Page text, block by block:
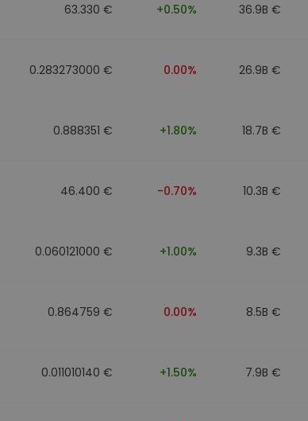
63.330 € +0.50% 36.9B €
0.283273000 € 0.00% 26.9B €
0.888351 € +1.80% 18.7B €
46.400 € -0.70% 10.3B €
0.060121000 € +1.00% 9.3B €
0.864759 € 0.00% 8.5B €
0.011010140 € +1.50% 7.9B €